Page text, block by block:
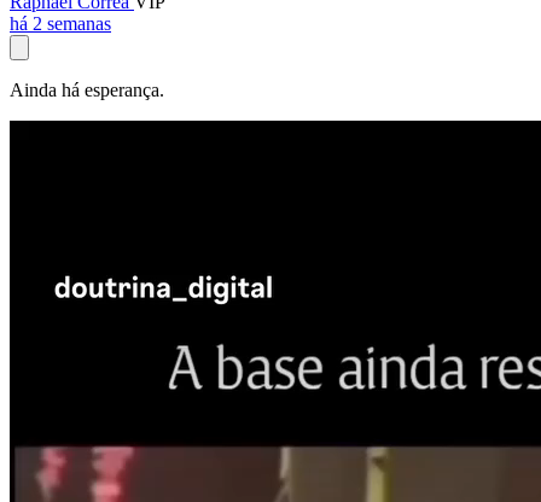
há 2 semanas
Ainda há esperança.